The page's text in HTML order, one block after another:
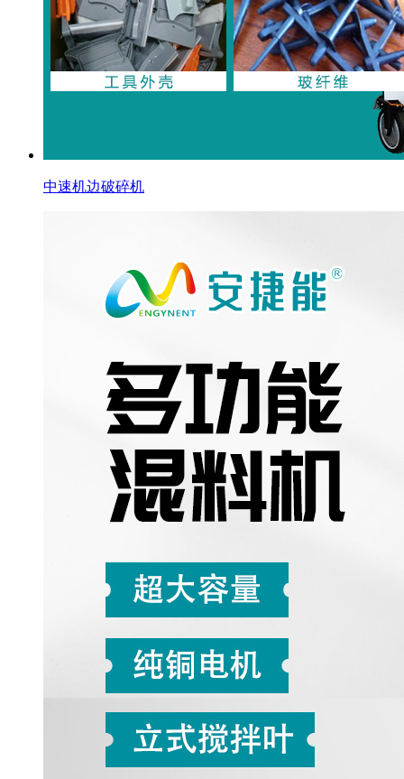
中速机边破碎机